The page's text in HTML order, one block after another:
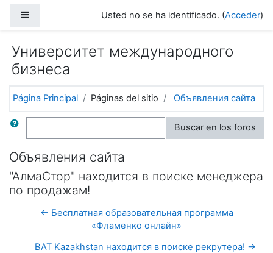
Usted no se ha identificado. (Acceder)
Университет международного
бизнеса
Página Principal Páginas del sitio Объявления сайта
Buscar Buscar en los foros
Объявления сайта
"АлмаСтор" находится в поиске менеджера
по продажам!
← Бесплатная образовательная программа
«Фламенко онлайн»
BAT Kazakhstan находится в поиске рекрутера! →